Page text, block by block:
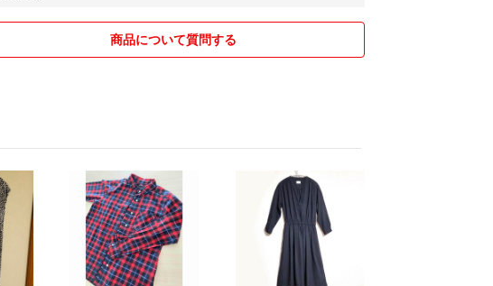
候次第では3週間〜4週間かかる場合がございます。
島特有の生活物資最優先の配送を各配達業者が行なっているた
、配達指定日が前後する事が多々あります
急ぎの方は別途料金で速達も可能です。
中古品、新品未使用共に自宅保管をしている商品になります。
商品について質問する